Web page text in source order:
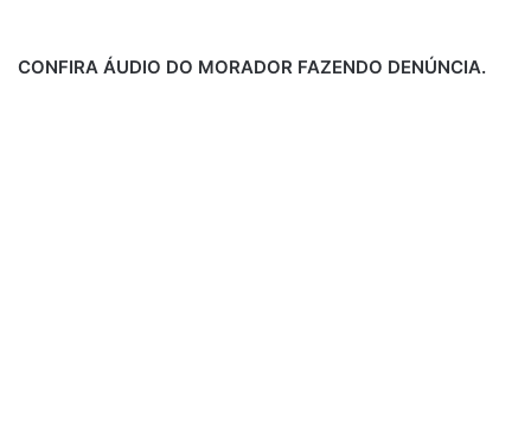
CONFIRA ÁUDIO DO MORADOR FAZENDO DENÚNCIA.